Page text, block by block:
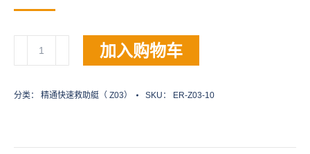
无
加入购物车
分类： 精通快速救助艇（ Z03） SKU： ER-Z03-10